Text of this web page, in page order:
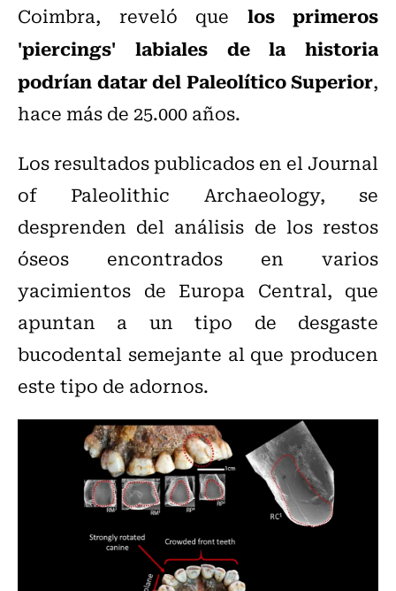
Coimbra, reveló que los primeros
'piercings' labiales de la historia
podrían datar del Paleolítico Superior,
hace más de 25.000 años.
Los resultados publicados en el Journal
of Paleolithic Archaeology, se
desprenden del análisis de los restos
óseos encontrados en varios
yacimientos de Europa Central, que
apuntan a un tipo de desgaste
bucodental semejante al que producen
este tipo de adornos.